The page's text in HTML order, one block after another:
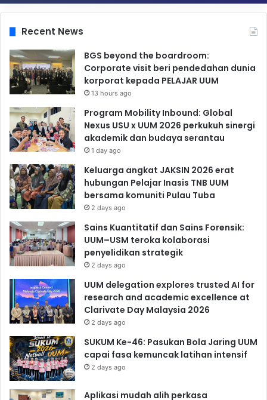
Recent News
BGS beyond the boardroom:
Corporate visit beri pendedahan dunia
korporat kepada PELAJAR UUM
13 hours ago
Program Mobility Inbound: Global
Nexus USU x UUM 2026 perkukuh sinergi
akademik dan budaya serantau
1 day ago
Keluarga angkat JAKSIN 2026 erat
hubungan Pelajar Inasis TNB UUM
bersama komuniti Pulau Tuba
2 days ago
Sains Kuantitatif dan Sains Forensik:
UUM–USM teroka kolaborasi
penyelidikan strategik
2 days ago
UUM delegation explores trusted AI for
research and academic excellence at
Clarivate Day Malaysia 2026
2 days ago
SUKUM Ke-46: Pasukan Bola Jaring UUM
capai fasa kemuncak latihan intensif
2 days ago
Aplikasi mudah alih perkasa